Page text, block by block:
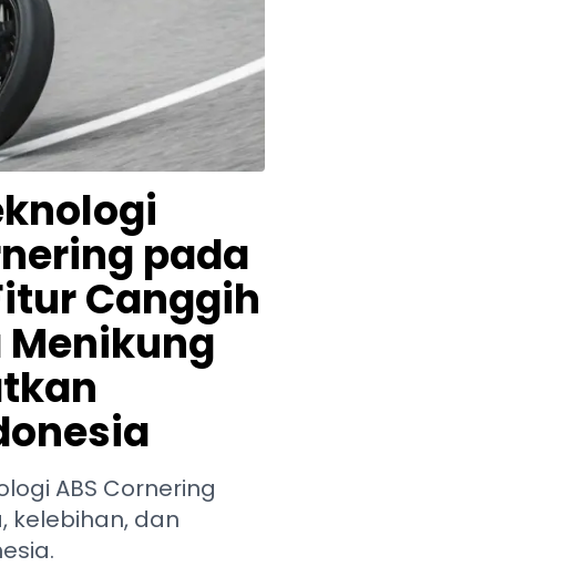
pada
Canggih
Menikung
ABS Cornering
kelebihan, dan